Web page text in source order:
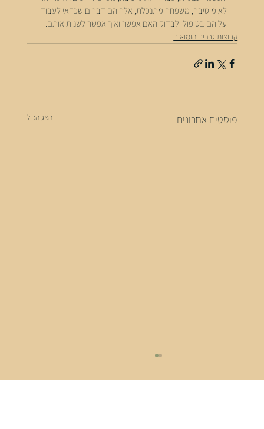
לא מיטיבה, משפחה מתנכלת, אלה הם דברים שכדאי לעבוד
עליהם בטיפול ולבדוק האם אפשר ואיך אפשר לשנות אותם.
קבוצות גברים הומואים
פוסטים אחרונים הצג הכול